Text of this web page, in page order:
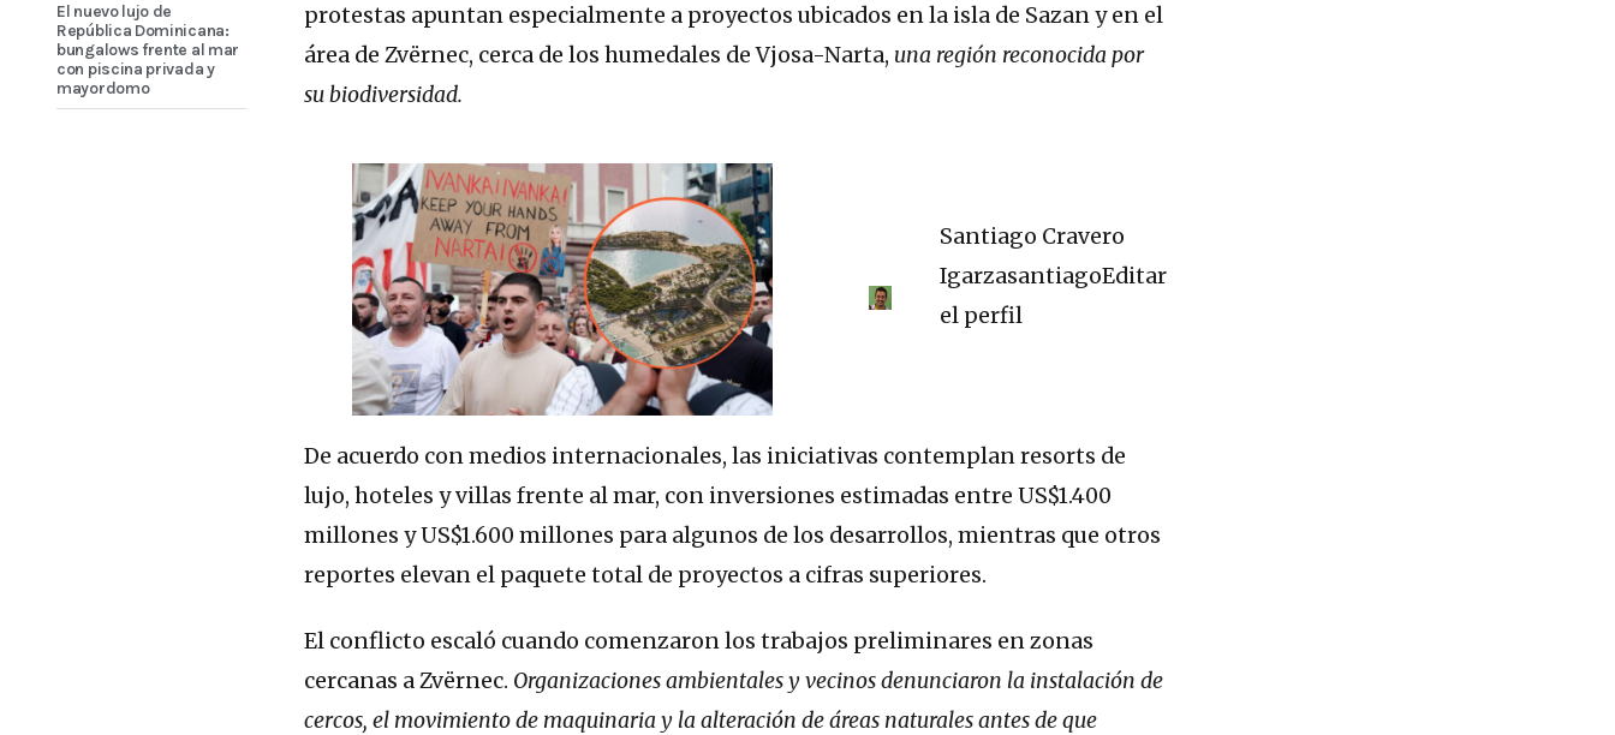
El nuevo lujo de
República Dominicana:
bungalows frente al mar
con piscina privada y
mayordomo
protestas apuntan especialmente a proyectos ubicados en la isla de Sazan y en el
área de Zvërnec, cerca de los humedales de Vjosa-Narta, una región reconocida por
su biodiversidad.
Santiago Cravero
IgarzasantiagoEditar
el perfil
De acuerdo con medios internacionales, las iniciativas contemplan resorts de
lujo, hoteles y villas frente al mar, con inversiones estimadas entre US$1.400
millones y US$1.600 millones para algunos de los desarrollos, mientras que otros
reportes elevan el paquete total de proyectos a cifras superiores.
El conflicto escaló cuando comenzaron los trabajos preliminares en zonas
cercanas a Zvërnec. Organizaciones ambientales y vecinos denunciaron la instalación de
cercos, el movimiento de maquinaria y la alteración de áreas naturales antes de que